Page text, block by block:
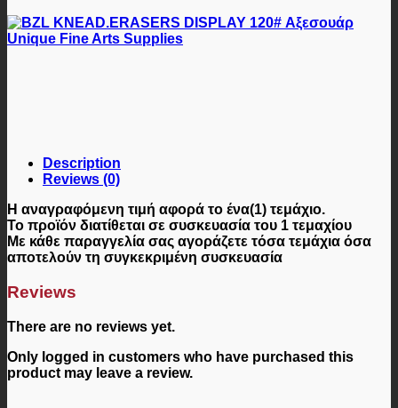
Description
Reviews (0)
Η αναγραφόμενη τιμή αφορά το ένα(1) τεμάχιο.
Το προϊόν διατίθεται σε συσκευασία του 1 τεμαχίου
Με κάθε παραγγελία σας αγοράζετε τόσα τεμάχια όσα
αποτελούν τη συγκεκριμένη συσκευασία
Reviews
There are no reviews yet.
Only logged in customers who have purchased this
product may leave a review.